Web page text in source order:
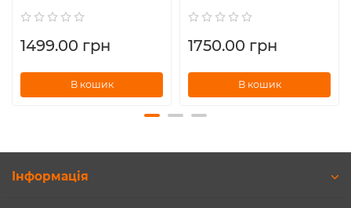
1499.00 грн
В кошик
1750.00 грн
В кошик
Інформація